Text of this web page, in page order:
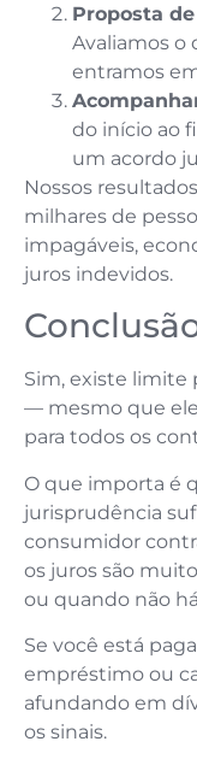
Proposta
Avaliamos o
entramos
do início ao
um acordo
Nossos
milhares de
impagáveis,
juros indevidos.
Sim, existe limite
— mesmo que
para todos os
O que importa é
jurisprudência
consumidor
os juros são
ou quando não
Se você está
empréstimo ou
afundando em
os sinais.